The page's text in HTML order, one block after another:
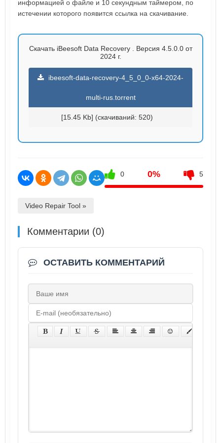
информацией о файле и 10 секундным таймером, по
истечении которого появится ссылка на скачивание.
Скачать iBeesoft Data Recovery . Версия 4.5.0.0 от
2024 г.
ibeesoft-data-recovery-4_5_0_0-x64-2024-
multi-rus.torrent
[15.45 Kb] (cкачиваний: 520)
0 0% 5
Video Repair Tool »
Комментарии (0)
ОСТАВИТЬ КОММЕНТАРИЙ